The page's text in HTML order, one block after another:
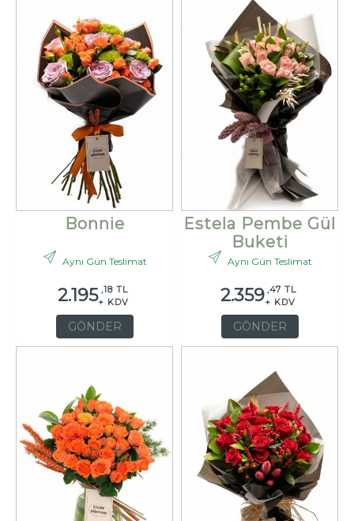
Bonnie
Aynı Gün Teslimat
2.195 ,18 TL
+ KDV
GÖNDER
Estela Pembe Gül
Buketi
Aynı Gün Teslimat
2.359 ,47 TL
+ KDV
GÖNDER